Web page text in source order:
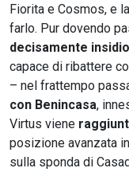
Fiorita e Cosmos, e
farlo. Pur dovendo
decisamente
capace di ribattere
– nel frattempo
con Benincasa,
Virtus viene
posizione avanzata
sulla sponda di